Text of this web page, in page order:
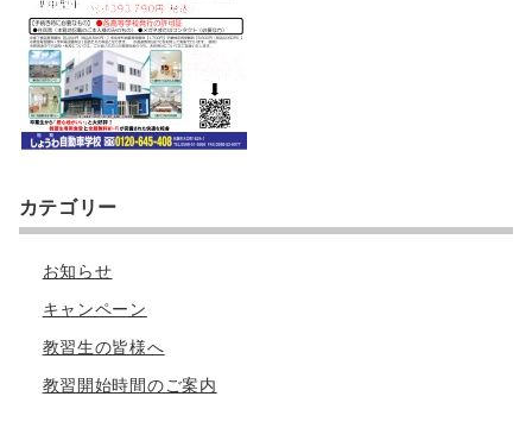
カテゴリー
お知らせ
キャンペーン
教習生の皆様へ
教習開始時間のご案内